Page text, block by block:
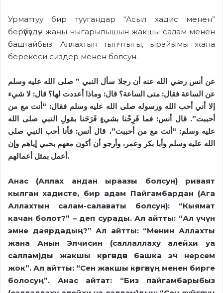
Урматтуу бир туугандар “Асыл хадис менен”
берүүбүздүн жаңы чыгарылышын жакшы салам менен
баштайбыз. Аллахтын тынчтыгы, ырайымы жана
берекеси сиздер менен болсун.
عن أنس رضي الله عنه أن رجلا سأل النبي ” صلى الله عليه وسلم
عن الساعة فقال: متى الساعة؟ قال: وماذا أعددت لها؟ قال: لا شيء
إلا أني أحب الله ورسوله صلى الله عليه وسلم فقال: “أنت مع من
أحببت”. قال أنس: فما فَرِحْنا بشيءٍ فَرَحَنا بقولِ النبي صلى الله
عليه وسلم: “أنت مع من أحببت”، قال أنس: فأنا أحب النبي صلى
الله عليه وسلم وأبا بكر وعمر، وأرجو أن أكون معهم بحبي إياهم وإن
أعمل بمثل أعمالهم.
Анас (Аллах андан ыраазы болсун) риваят
кылган хадисте, бир адам Пайгамбардан (Ага
Аллахтын салам-салаваты болсун): “Кыямат
качан болот?” – деп сурады. Ал айтты: “Ал үчүн
эмне даярдадың?” Ал айтты: “Менин Аллахты
жана Анын Элчисин (саллаллаху алейхи уа
саллам)ды жакшы көргөндөн башка эч нерсем
жок”. Ал айтты: “Сен жакшы көргөнүң менен бирге
болосуң”. Анас айтат: “Биз пайгамбарыбыз